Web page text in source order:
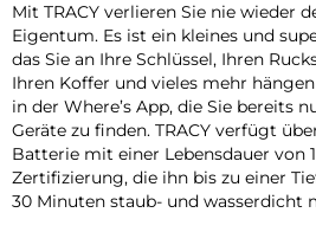
Mit TRACY verlieren Sie nie wieder
Eigentum. Es ist ein kleines und
das Sie an Ihre Schlüssel, Ihren
Ihren Koffer und vieles mehr
in der Where’s App, die Sie bereits
Geräte zu finden. TRACY verfügt
Batterie mit einer Lebensdauer von
Zertifizierung, die ihn bis zu einer
30 Minuten staub- und wasserdicht